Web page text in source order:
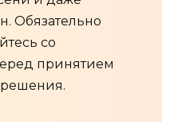
Обязательно
со
принятием
решения.